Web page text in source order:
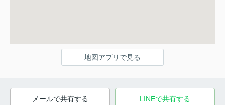
地図アプリで見る
メールで共有する LINEで共有する